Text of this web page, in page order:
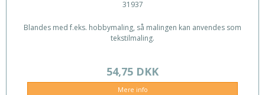
31937
Blandes med f.eks. hobbymaling, så malingen kan anvendes som
tekstilmaling.
54,75 DKK
Mere info